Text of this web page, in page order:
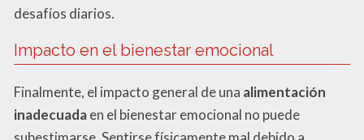
desafíos diarios.
Impacto en el bienestar emocional
Finalmente, el impacto general de una alimentación
inadecuadaen el bienestar emocional no puede